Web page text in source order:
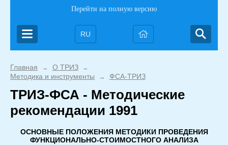
Перейти на полную версию
RU
Главная → О ТРИЗ →
Методика и инструменты → ФСА-ТРИЗ
ТРИЗ-ФСА - Методические
рекомендации 1991
ОСНОВНЫЕ ПОЛОЖЕНИЯ МЕТОДИКИ ПРОВЕДЕНИЯ
ФУНКЦИОНАЛЬНО-СТОИМОСТНОГО АНАЛИЗА